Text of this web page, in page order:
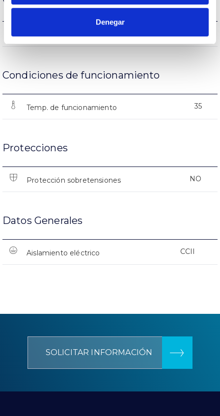
Denegar
Vida
Vida útil
Condiciones de funcionamiento
Temp. de funcionamiento 35
Protecciones
Protección sobretensiones NO
Datos Generales
Aislamiento eléctrico CCII
SOLICITAR INFORMACIÓN